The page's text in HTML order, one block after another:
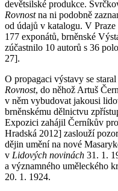
devětsilské produkce.
Rovnostna ni podobně
od údajů v katalogu. V
177 exponátů, brněnské
zúčastnilo 10 autorů s 36
27].
O propagaci výstavy se
Rovnost, do něhož Artuš
v něm vybudovat jakousi
brněnskému dělnictvu
Expozici zahájil Černíkův
Hradská 2012] zaslouží
dějin umění na nové
v Lidových novinách 31. 1.
a významného uměleckého
20. 1. 1924.